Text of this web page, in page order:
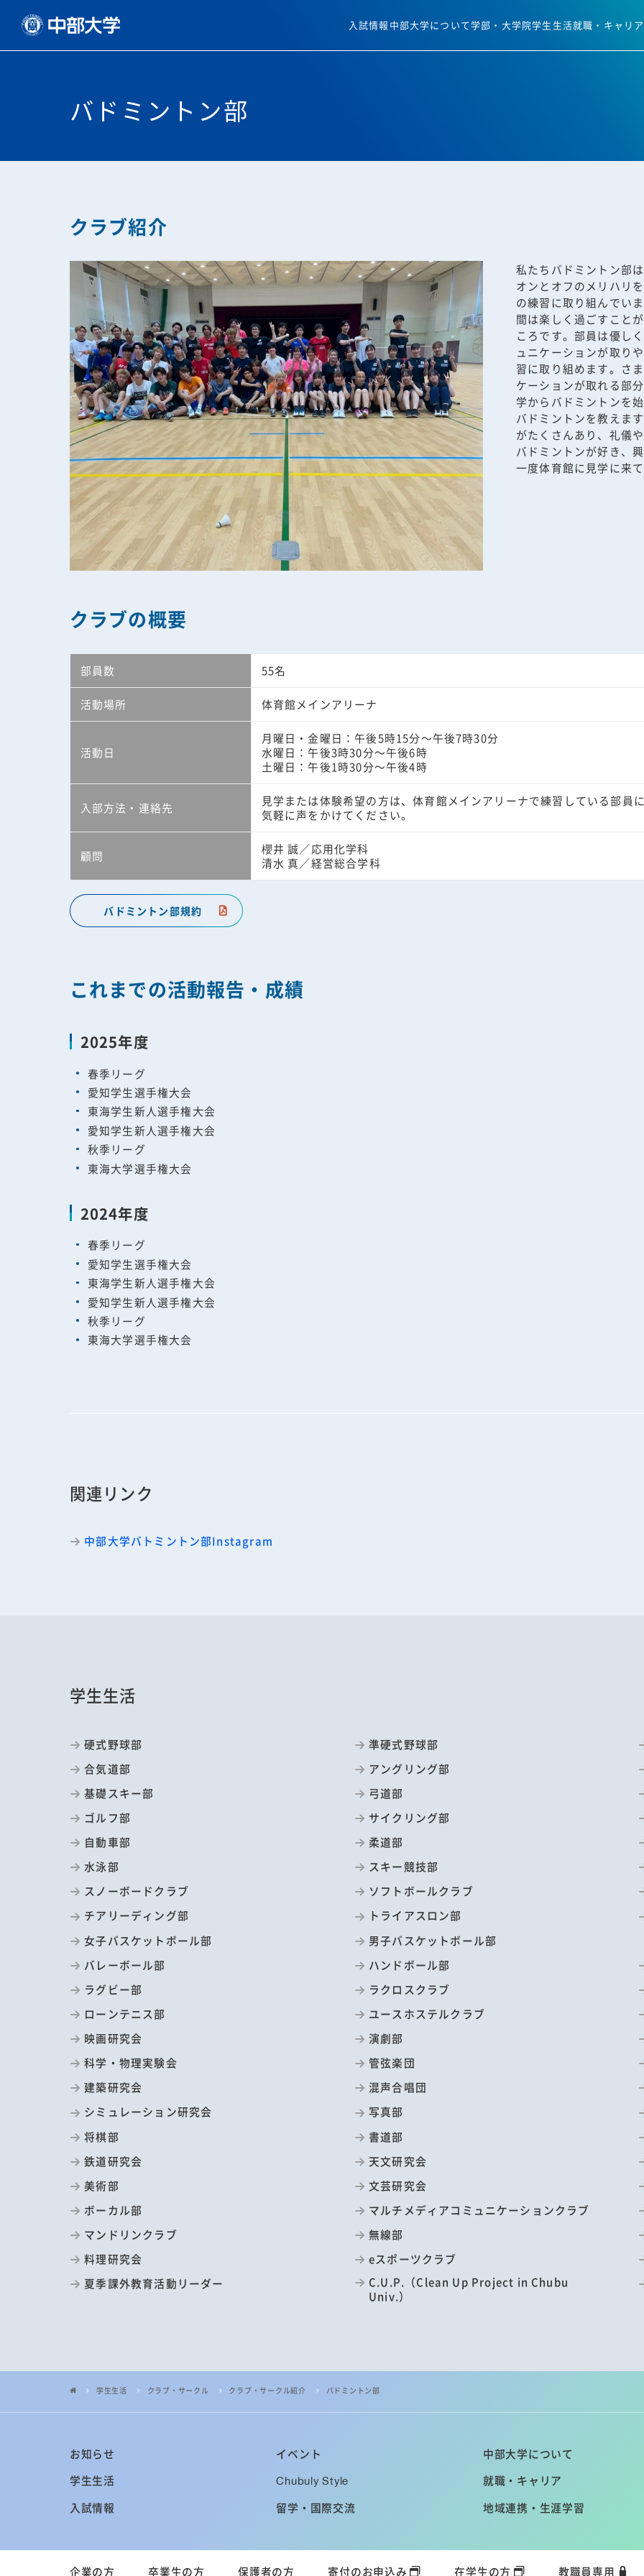
入試情報 中部大学について学部・大学院学生生活就職・キャリア
バドミントン部
クラブ紹介
私たちバドミントン部
オンとオフのメリハリ
の練習に取り組んでい
間は楽しく過ごすこと
ころです。部員は優し
ュニケーションが取り
習に取り組めます。さ
ケーションが取れる部
学からバドミントンを
バドミントンを教えま
がたくさんあり、礼儀
バドミントンが好き、
一度体育館に見学に来
クラブの概要
部員数 55名
活動場所 体育館メインアリーナ
活動日
月曜日・金曜日：午後5時15分～午後7時30分
水曜日：午後3時30分～午後6時
土曜日：午後1時30分～午後4時
入部方法・連絡先
見学または体験希望の方は、体育館メインアリーナで練習している部員
気軽に声をかけてください。
顧問
櫻井 誠／応用化学科
清水 真／経営総合学科
バドミントン部規約
これまでの活動報告・成績
2025年度
春季リーグ
愛知学生選手権大会
東海学生新人選手権大会
愛知学生新人選手権大会
秋季リーグ
東海大学選手権大会
2024年度
春季リーグ
愛知学生選手権大会
東海学生新人選手権大会
愛知学生新人選手権大会
秋季リーグ
東海大学選手権大会
関連リンク
中部大学バトミントン部Instagram
学生生活
硬式野球部
準硬式野球部
合気道部
アングリング部
基礎スキー部
弓道部
ゴルフ部
サイクリング部
自動車部
柔道部
水泳部
スキー競技部
スノーボードクラブ
ソフトボールクラブ
チアリーディング部
トライアスロン部
女子バスケットボール部
男子バスケットボール部
バレーボール部
ハンドボール部
ラグビー部
ラクロスクラブ
ローンテニス部
ユースホステルクラブ
映画研究会
演劇部
科学・物理実験会
管弦楽団
建築研究会
混声合唱団
シミュレーション研究会
写真部
将棋部
書道部
鉄道研究会
天文研究会
美術部
文芸研究会
ボーカル部
マルチメディアコミュニケーションクラブ
マンドリンクラブ
無線部
料理研究会
eスポーツクラブ
夏季課外教育活動リーダー
C.U.P.（Clean Up Project in Chubu
Univ.）
学生生活 クラブ・サークル クラブ・サークル紹介 バドミントン部
お知らせ イベント 中部大学について
学生生活 Chubuly Style 就職・キャリア
入試情報 留学・国際交流 地域連携・生涯学習
企業の方 卒業生の方 保護者の方 寄付のお申込み 在学生の方 教職員専用